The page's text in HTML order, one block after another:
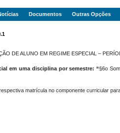
Documentos Outras Opções
DE ALUNO EM REGIME ESPECIAL –
em uma disciplina por semestre: “§6o
matrícula no componente curricular